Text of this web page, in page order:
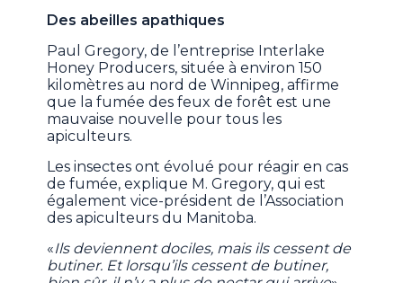
Des abeilles apathiques
Paul Gregory, de l’entreprise Interlake
Honey Producers, située à environ 150
kilomètres au nord de Winnipeg, affirme
que la fumée des feux de forêt est une
mauvaise nouvelle pour tous les
apiculteurs.
Les insectes ont évolué pour réagir en cas
de fumée, explique M. Gregory, qui est
également vice-président de l’Association
des apiculteurs du Manitoba.
«Ils deviennent dociles, mais ils cessent de
butiner. Et lorsqu’ils cessent de butiner,